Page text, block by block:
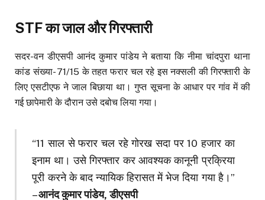
STF का जाल और गिरफ्तारी
सदर-वन डीएसपी आनंद कुमार पांडेय ने बताया कि नीमा चांदपुरा थाना
कांड संख्या- 71/15 के तहत फरार चल रहे इस नक्सली की गिरफ्तारी के
लिए एसटीएफ ने जाल बिछाया था। गुप्त सूचना के आधार पर गांव में की
गई छापेमारी के दौरान उसे दबोच लिया गया।
“11 साल से फरार चल रहे गोरख सदा पर 10 हजार का
इनाम था। उसे गिरफ्तार कर आवश्यक कानूनी प्रक्रिया
पूरी करने के बाद न्यायिक हिरासत में भेज दिया गया है।”
–आनंद कुमार पांडेय, डीएसपी